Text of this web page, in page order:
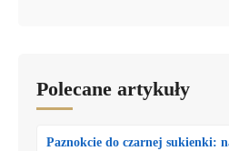
Polecane artykuły
Paznokcie do czarnej sukienki: